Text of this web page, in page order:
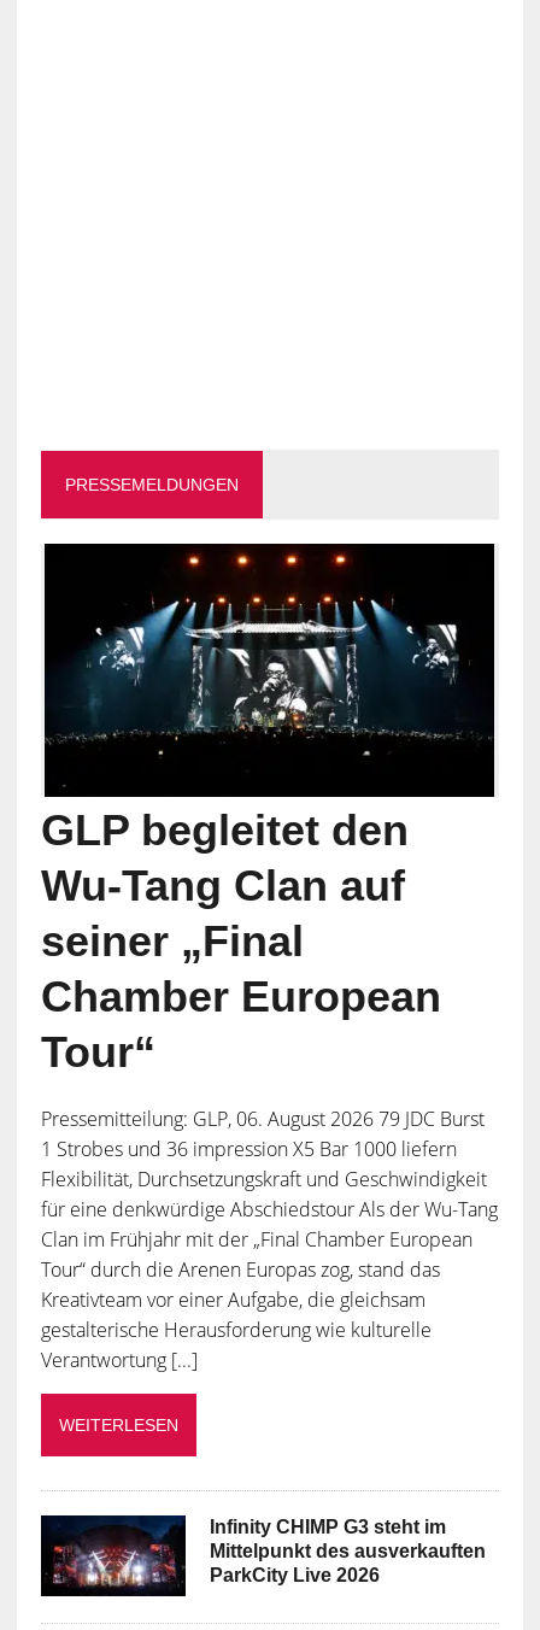
PRESSEMELDUNGEN
GLP begleitet den
Wu-Tang Clan auf
seiner „Final
Chamber European
Tour“
Pressemitteilung: GLP, 06. August 2026 79 JDC Burst
1 Strobes und 36 impression X5 Bar 1000 liefern
Flexibilität, Durchsetzungskraft und Geschwindigkeit
für eine denkwürdige Abschiedstour Als der Wu-Tang
Clan im Frühjahr mit der „Final Chamber European
Tour“ durch die Arenen Europas zog, stand das
Kreativteam vor einer Aufgabe, die gleichsam
gestalterische Herausforderung wie kulturelle
Verantwortung [...]
WEITERLESEN
Infinity CHIMP G3 steht im
Mittelpunkt des ausverkauften
ParkCity Live 2026